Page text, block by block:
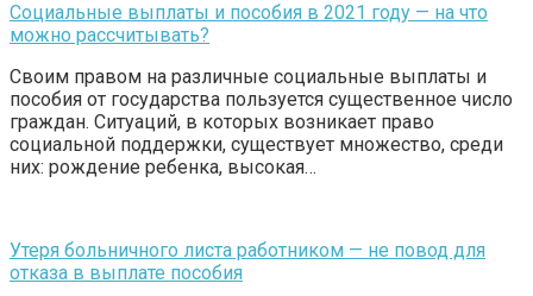
Социальные выплаты и пособия в 2021 году — на что
можно рассчитывать?
Своим правом на различные социальные выплаты и
пособия от государства пользуется существенное число
граждан. Ситуаций, в которых возникает право
социальной поддержки, существует множество, среди
них: рождение ребенка, высокая…
Утеря больничного листа работником — не повод для
отказа в выплате пособия